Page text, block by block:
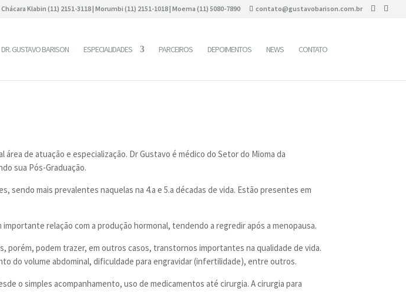
Chácara Klabin (11) 2151-3118 | Morumbi (11) 2151-1018 | Moema (11) 5080-7890 contato@gustavobarison.com.br
DR. GUSTAVO BARISON ESPECIALIDADES PARCEIROS DEPOIMENTOS NEWS CONTATO
área de atuação e especialização. Dr Gustavo é médico do Setor do Mioma da
sua Pós-Graduação.
mais prevalentes naquelas na 4.a e 5.a décadas de vida. Estão presentes em
relação com a produção hormonal, tendendo a regredir após a menopausa.
porém, podem trazer, em outros casos, transtornos importantes na qualidade de vida.
do volume abdominal, dificuldade para engravidar (infertilidade), entre outros.
o simples acompanhamento, uso de medicamentos até cirurgia. A cirurgia para